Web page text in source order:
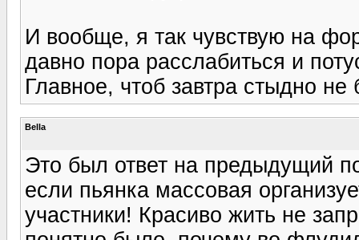
И вообще, я так чувствую на
давно пора расслабиться и
Главное, чтоб завтра стыдно не
Bella
Это был ответ на предыдущий
если пьянка массовая
участники! Красиво жить не